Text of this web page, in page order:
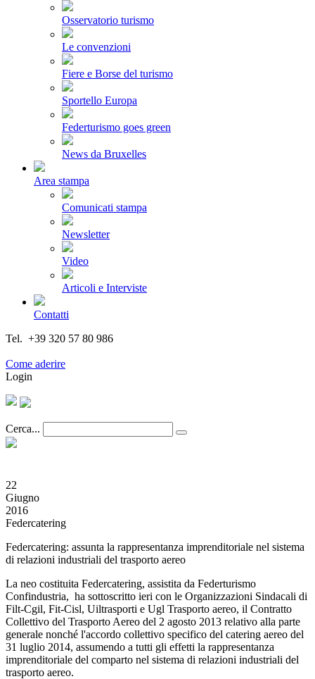
Osservatorio turismo
Le convenzioni
Fiere e Borse del turismo
Sportello Europa
Federturismo goes green
News da Bruxelles
Area stampa
Comunicati stampa
Newsletter
Video
Articoli e Interviste
Contatti
Tel. +39 320 57 80 986
Come aderire
Login
Cerca...
22
Giugno
2016
Federcatering
Federcatering: assunta la rappresentanza imprenditoriale nel sistema
di relazioni industriali del trasporto aereo
La neo costituita Federcatering, assistita da Federturismo
Confindustria, ha sottoscritto ieri con le Organizzazioni Sindacali di
Filt-Cgil, Fit-Cisl, Uiltrasporti e Ugl Trasporto aereo, il Contratto
Collettivo del Trasporto Aereo del 2 agosto 2013 relativo alla parte
generale nonché l'accordo collettivo specifico del catering aereo del
31 luglio 2014, assumendo a tutti gli effetti la rappresentanza
imprenditoriale del comparto nel sistema di relazioni industriali del
trasporto aereo.